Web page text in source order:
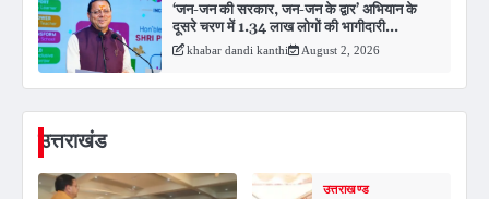
‘जन-जन की सरकार, जन-जन के द्वार’ अभियान के
दूसरे चरण में 1.34 लाख लोगों की भागीदारी…
khabar dandi kanthi August 2, 2026
उत्तराखंड
उत्तराखण्ड